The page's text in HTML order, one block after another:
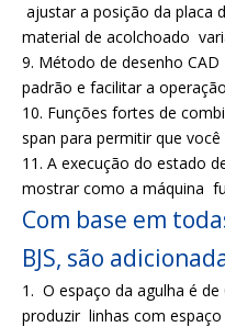
ajustar a posição da placa
material de acolchoado
9. Método de desenho
padrão e facilitar a
10. Funções fortes de
span para permitir que
11. A execução do estado
mostrar como a máquina
Com base em
BJS, são
1. O espaço da agulha é
produzir linhas com